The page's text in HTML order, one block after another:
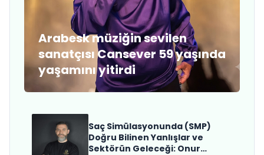
Arabesk müziğin sevilen
sanatçısı Cansever 59 yaşında
yaşamını yitirdi
Saç Simülasyonunda (SMP)
Doğru Bilinen Yanlışlar ve
Sektörün Geleceği: Onur